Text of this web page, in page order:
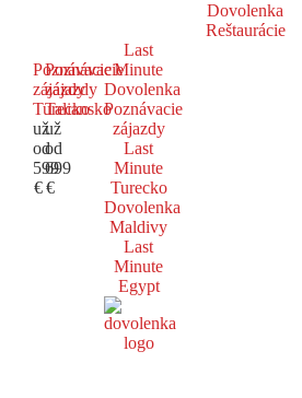
Dovolenka
Reštaurácie
Poznávacie
zájazdy
Turecko
už
od
599
€
Poznávacie
zájazdy
Taliansko
už
od
699
€
Last
Minute
Dovolenka
Poznávacie
zájazdy
Last
Minute
Turecko
Dovolenka
Maldivy
Last
Minute
Egypt